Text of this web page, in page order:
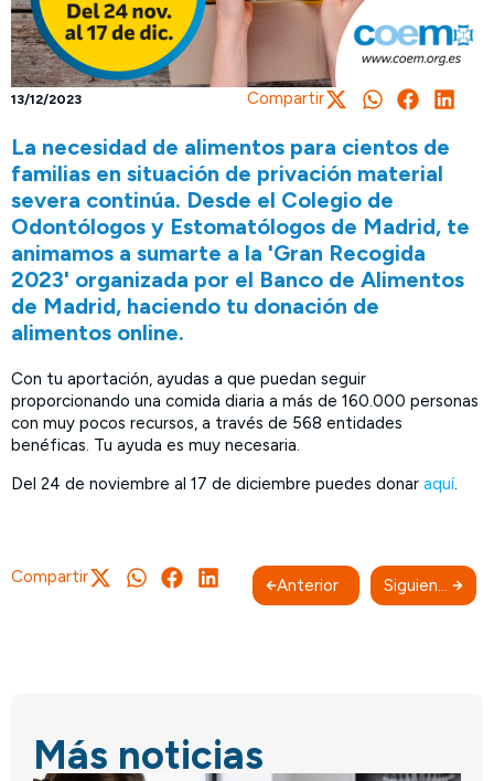
13/12/2023 Compartir
La necesidad de alimentos para cientos de
familias en situación de privación material
severa continúa. Desde el Colegio de
Odontólogos y Estomatólogos de Madrid, te
animamos a sumarte a la 'Gran Recogida
2023' organizada por el Banco de Alimentos
de Madrid, haciendo tu donación de
alimentos online.
Con tu aportación, ayudas a que puedan seguir
proporcionando una comida diaria a más de 160.000 personas
con muy pocos recursos, a través de 568 entidades
benéficas. Tu ayuda es muy necesaria.
Del 24 de noviembre al 17 de diciembre puedes donar aquí.
Compartir Anterior Siguiente
Más noticias